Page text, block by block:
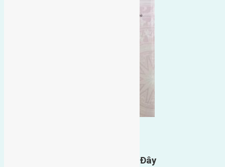
Gửi Tin Nhắn Cho Chúng Tôi Ở Đây